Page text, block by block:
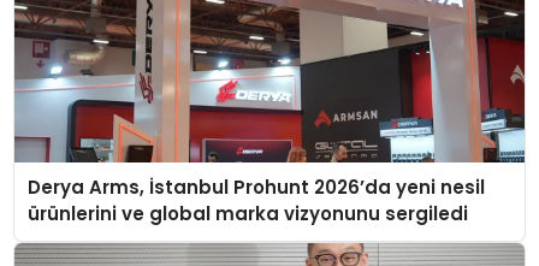
Derya Arms, İstanbul Prohunt 2026’da yeni nesil
ürünlerini ve global marka vizyonunu sergiledi